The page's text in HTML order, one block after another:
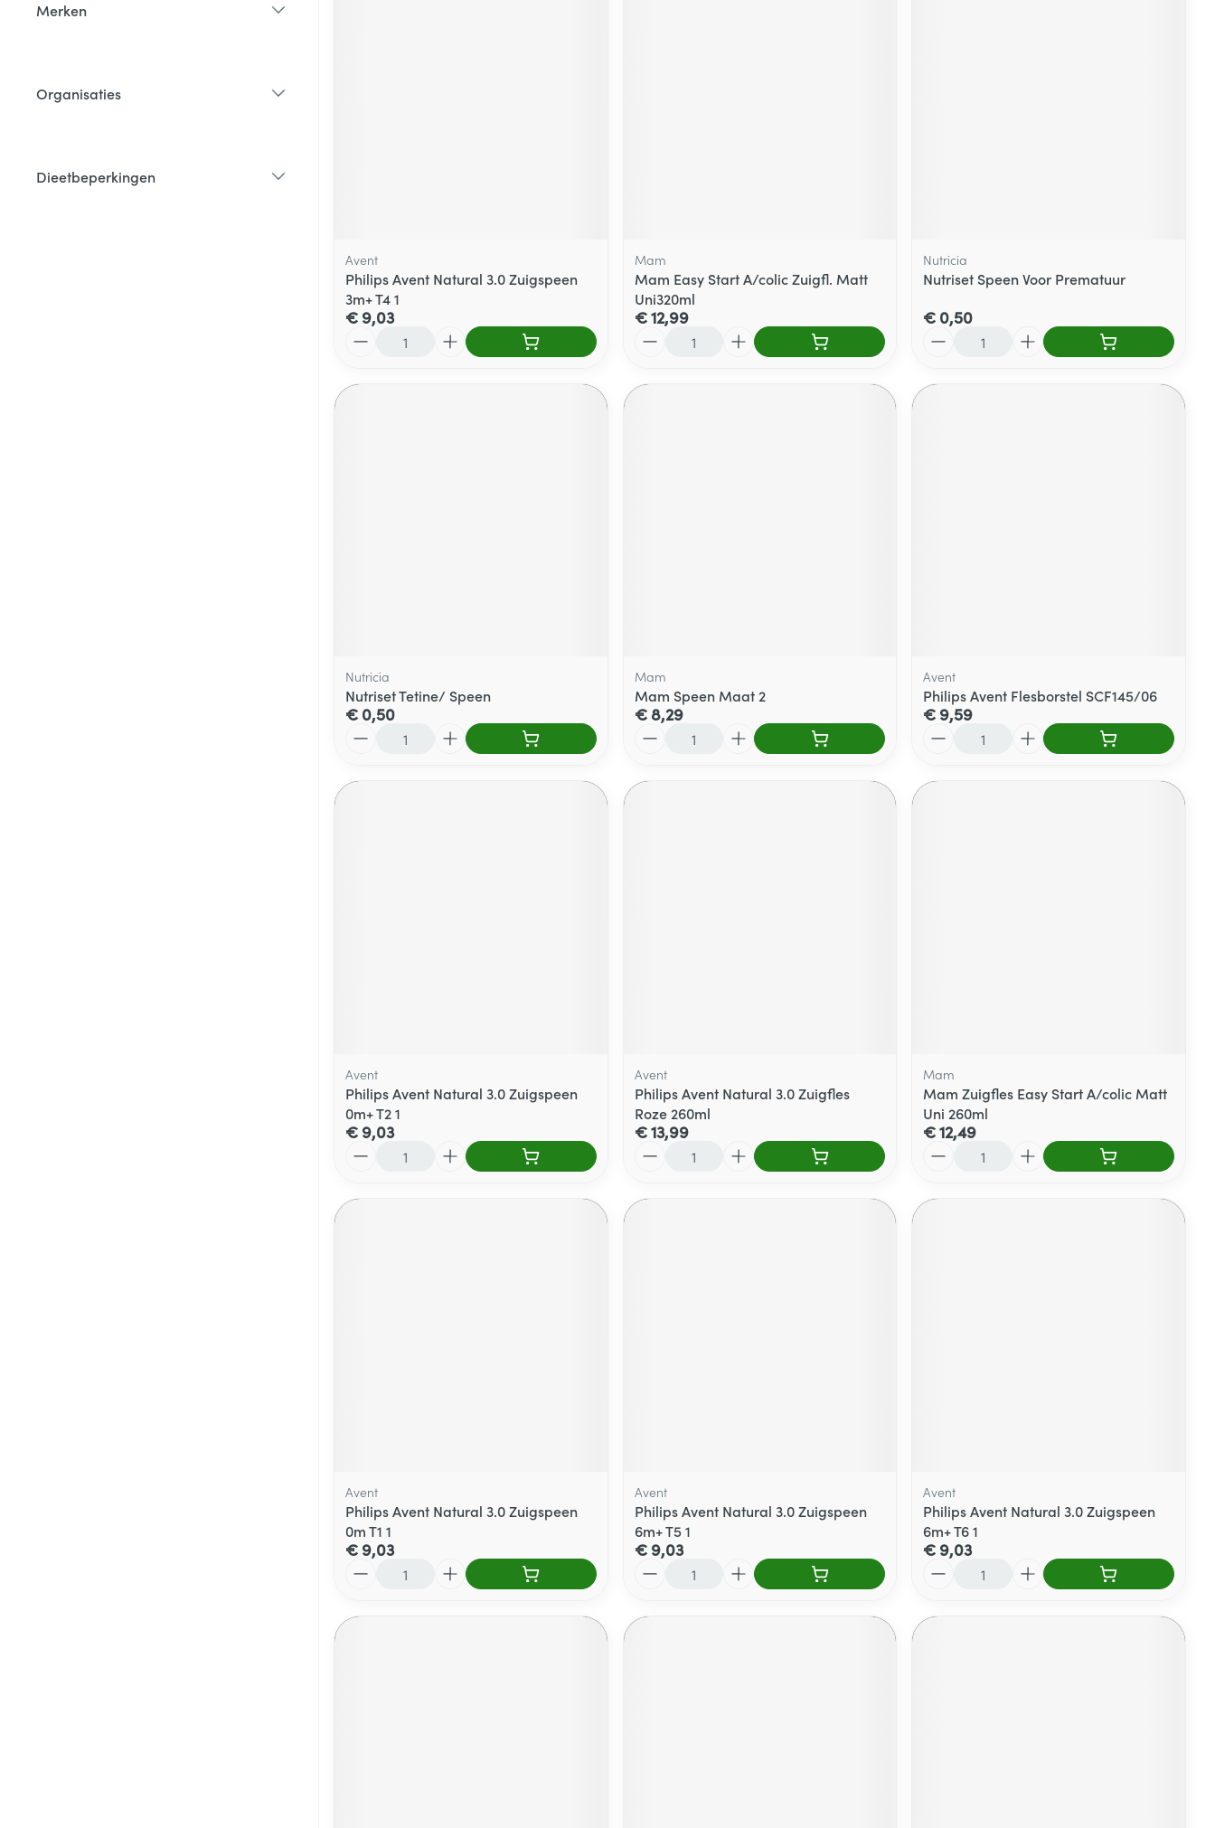
Merken
Organisaties
Dieetbeperkingen
Avent
Philips Avent Natural 3.0 Zuigspeen
3m+ T4 1
€ 9,03
Mam
Mam Easy Start A/colic Zuigfl. Matt
Uni320ml
€ 12,99
Nutricia
Nutriset Speen Voor Prematuur
€ 0,50
Nutricia
Nutriset Tetine/ Speen
€ 0,50
Mam
Mam Speen Maat 2
€ 8,29
Avent
Philips Avent Flesborstel SCF145/06
€ 9,59
Avent
Philips Avent Natural 3.0 Zuigspeen
0m+ T2 1
€ 9,03
Avent
Philips Avent Natural 3.0 Zuigfles
Roze 260ml
€ 13,99
Mam
Mam Zuigfles Easy Start A/colic Matt
Uni 260ml
€ 12,49
Avent
Philips Avent Natural 3.0 Zuigspeen
0m T1 1
€ 9,03
Avent
Philips Avent Natural 3.0 Zuigspeen
6m+ T5 1
€ 9,03
Avent
Philips Avent Natural 3.0 Zuigspeen
6m+ T6 1
€ 9,03